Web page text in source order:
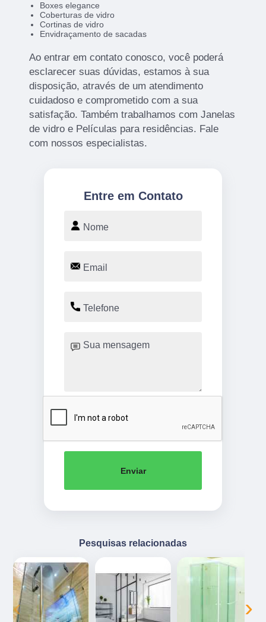
Boxes elegance
Coberturas de vidro
Cortinas de vidro
Envidraçamento de sacadas
Ao entrar em contato conosco, você poderá
esclarecer suas dúvidas, estamos à sua
disposição, através de um atendimento
cuidadoso e comprometido com a sua
satisfação. Também trabalhamos com Janelas
de vidro e Películas para residências. Fale
com nossos especialistas.
Entre em Contato
Enviar
Pesquisas relacionadas
‹ ›